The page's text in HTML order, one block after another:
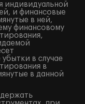
индивидуальной
и финансовые
в ней,
финансовому
в случае
в
в данной